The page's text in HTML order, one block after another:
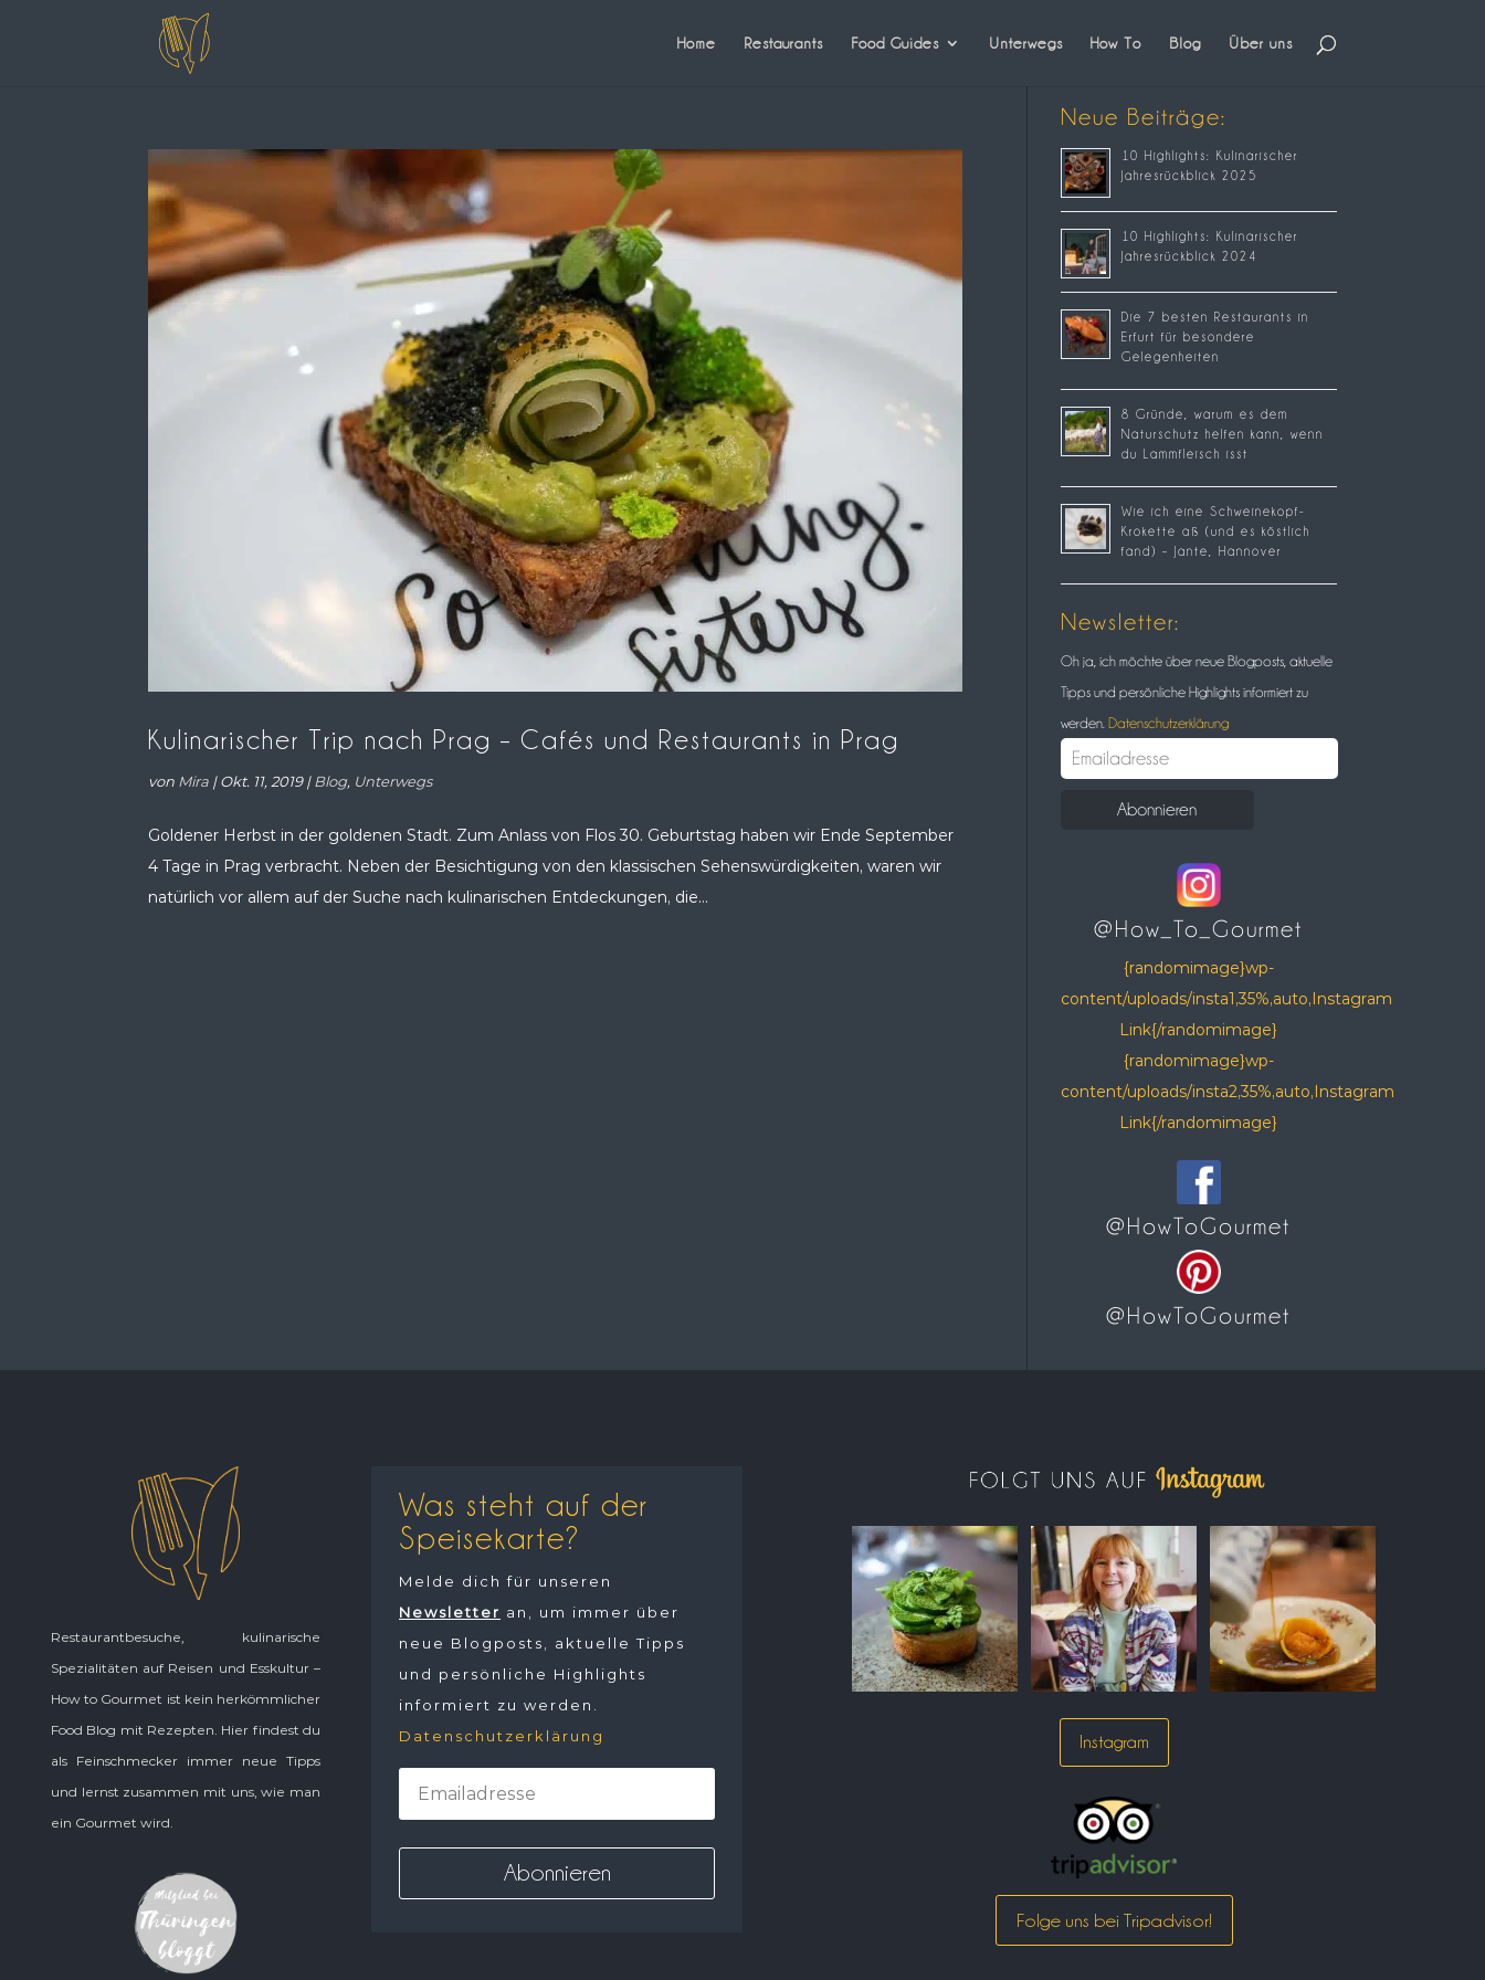
Home Restaurants Food Guides Unterwegs How To Blog Über uns
Kulinarischer Trip nach Prag – Cafés und Restaurants in Prag
von Mira |Okt. 11, 2019|Blog, Unterwegs
Goldener Herbst in der goldenen Stadt. Zum Anlass von Flos 30. Geburtstag haben wir Ende September
4 Tage in Prag verbracht. Neben der Besichtigung von den klassischen Sehenswürdigkeiten, waren wir
natürlich vor allem auf der Suche nach kulinarischen Entdeckungen, die...
Neue Beiträge:
10 Highlights: Kulinarischer
Jahresrückblick 2025
10 Highlights: Kulinarischer
Jahresrückblick 2024
Die 7 besten Restaurants in
Erfurt für besondere
Gelegenheiten
8 Gründe, warum es dem
Naturschutz helfen kann, wenn
du Lammfleisch isst
Wie ich eine Schweinekopf-
Krokette aß (und es köstlich
fand) – Jante, Hannover
Newsletter:
Oh ja, ich möchte über neue Blogposts, aktuelle
Tipps und persönliche Highlights informiert zu
werden. Datenschutzerklärung
@How_To_Gourmet
{randomimage}wp-
content/uploads/insta1,35%,auto,Instagram
Link{/randomimage}
{randomimage}wp-
content/uploads/insta2,35%,auto,Instagram
Link{/randomimage}
@HowToGourmet
@HowToGourmet
Restaurantbesuche, kulinarische
Spezialitäten auf Reisen und Esskultur –
How to Gourmet ist kein herkömmlicher
Food Blog mit Rezepten. Hier findest du
als Feinschmecker immer neue Tipps
und lernst zusammen mit uns, wie man
ein Gourmet wird.
Was steht auf der
Speisekarte?
Melde dich für unseren
Newsletter an, um immer über
neue Blogposts, aktuelle Tipps
und persönliche Highlights
informiert zu werden.
Datenschutzerklärung
Instagram
Folge uns bei Tripadvisor!